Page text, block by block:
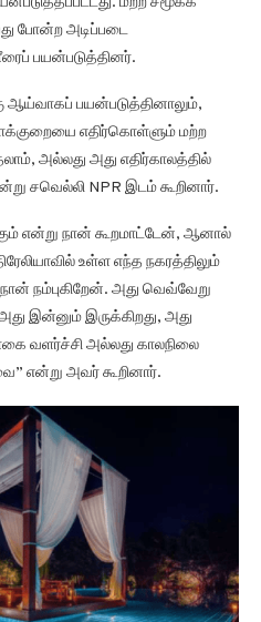
போன்ற அடிப்படை
பயன்படுத்தினர்.
ஆய்வாகப் பயன்படுத்தினாலும்,
எதிர்கொள்ளும் மற்ற
அல்லது அது எதிர்காலத்தில்
சவெல்லி NPR இடம் கூறினார்.
என்று நான் கூறமாட்டேன், ஆனால்
உள்ள எந்த நகரத்திலும்
நம்புகிறேன். அது வெவ்வேறு
இன்னும் இருக்கிறது, அது
வளர்ச்சி அல்லது காலநிலை
என்று அவர் கூறினார்.